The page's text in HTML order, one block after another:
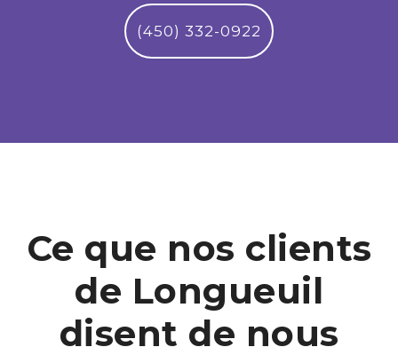
(450) 332-0922
Ce que nos clients
de Longueuil
disent de nous